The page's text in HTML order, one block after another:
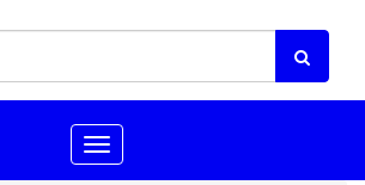
Toggle
navigation